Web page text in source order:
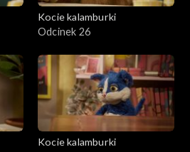
Kocie kalamburki
Odcinek 26
Kocie kalamburki